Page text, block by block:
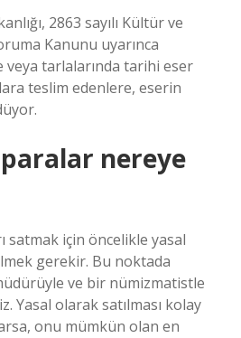
2863 sayılı Kültür ve
Kanunu uyarınca
veya tarlalarında tarihi eser
teslim edenlere, eserin
nereye
satmak için öncelikle yasal
gerekir. Bu noktada
ve bir nümizmatistle
Yasal olarak satılması kolay
onu mümkün olan en